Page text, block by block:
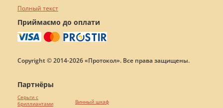
Полный текст
Приймаємо до оплати
Copyright © 2014-2026 «Протокол». Все права защищены.
Партнёры
Серьги с
бриллиантами
Винный шкаф